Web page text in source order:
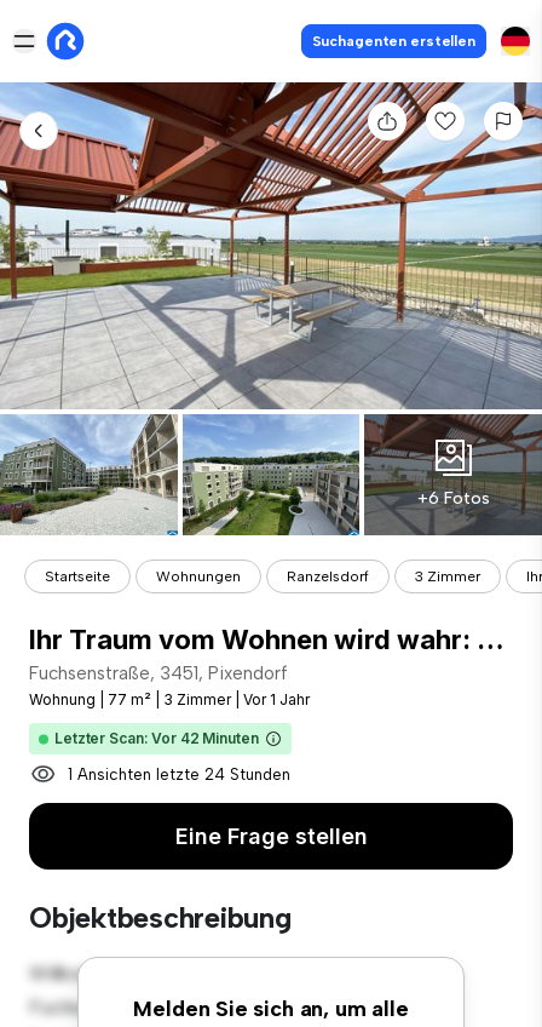
Suchagenten erstellen
+6 Fotos
Startseite Wohnungen Ranzelsdorf 3 Zimmer
Ihr Traum vom Wohnen wird wahr: Moderne Mietwohnungen im Tullnerfeld
Fuchsenstraße, 3451, Pixendorf
Wohnung 77 m² 3 Zimmer Vor 1 Jahr
Letzter Scan: Vor 42 Minuten
1 Ansichten letzte 24 Stunden
Eine Frage stellen
Objektbeschreibung
Melden Sie sich an, um alle
Willkommen in Ihrem neuen urbanen Rückzugsort in
Fuchsenstraße, 3451, Pixendorf! Diese moderne 3